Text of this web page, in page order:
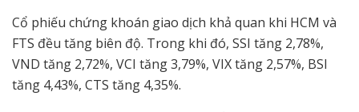
Cổ phiếu chứng khoán giao dịch khả quan khi HCM và
FTS đều tăng biên độ. Trong khi đó, SSI tăng 2,78%,
VND tăng 2,72%, VCI tăng 3,79%, VIX tăng 2,57%, BSI
tăng 4,43%, CTS tăng 4,35%.